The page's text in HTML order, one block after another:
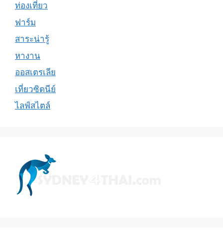
ท่องเที่ยว
ฟาร์ม
สาระน่ารู้
หางาน
ออสเตรเลีย
เที่ยวซิดนีย์
ไลฟ์สไตล์